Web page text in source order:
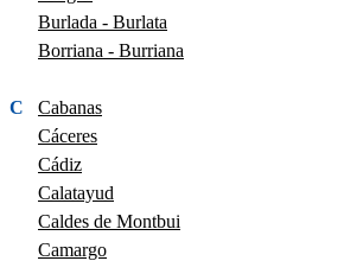
Burlada - Burlata
Borriana - Burriana
C
Cabanas
Cáceres
Cádiz
Calatayud
Caldes de Montbui
Camargo